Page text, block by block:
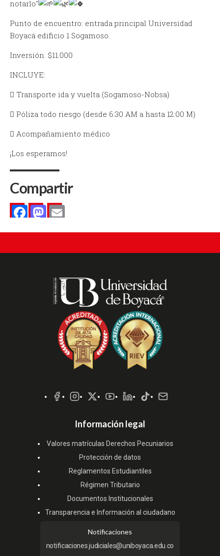
notarlo"
Punto de encuentro: entrada principal Universidad
Boyacá edificio 1 Sogamoso.
Inversión: $11.000
INCLUYE:
 Transporte ida y vuelta (Sogamoso-Nobsa)
 Póliza todo riesgo (desde 6:30 AM a hasta 12:00 M)
 Acompañamiento médico
¡Los esperamos!
Compartir
Facebook
Mastodon
Email
Sociales
Información legal
Valores matrículas Derechos Pecuniarios
Protección de datos
Reglamentos Estudiantiles
Régimen Tributario
Documentos Institucionales
Transparencia e Información al ciudadano
Notificaciones
notificaciones.judiciales@uniboyaca.edu.co